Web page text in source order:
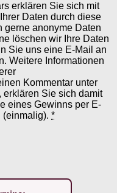
erklären Sie sich mit
Daten durch diese
gerne anonyme Daten
löschen wir Ihre Daten
Sie uns eine E-Mail an
Weitere Informationen
Kommentar unter
Sie sich damit
eines Gewinns per E-
(einmalig). *